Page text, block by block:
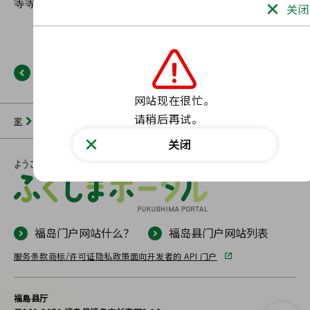
家 福岛门户网站 未找到此类页面。
福岛门户网站什么？ 福岛县门户网站列表
服务条款商标/许可证隐私政策面向开发者的 API 门户
福島县厅
关闭
网站现在很忙。
请稍后再试。
关闭